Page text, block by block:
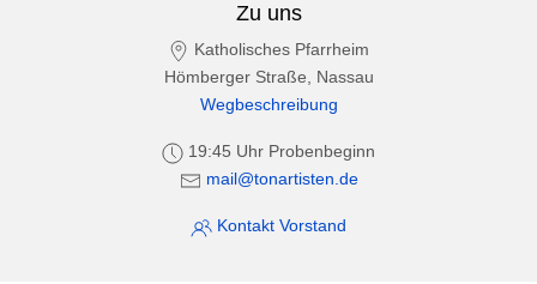
Zu uns
Katholisches Pfarrheim
Hömberger Straße, Nassau
Wegbeschreibung
19:45 Uhr Probenbeginn
mail@tonartisten.de
Kontakt Vorstand